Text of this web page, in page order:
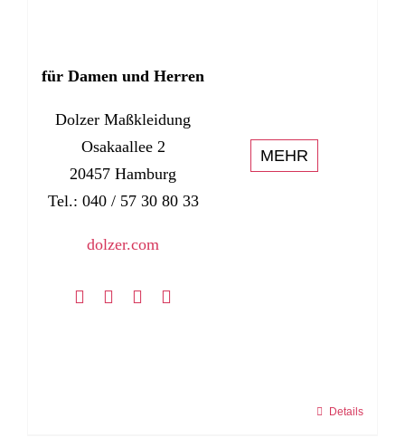
für Damen und Herren
Dolzer Maßkleidung
Osakaallee 2
20457 Hamburg
Tel.: 040 / 57 30 80 33
dolzer.com
MEHR
Details